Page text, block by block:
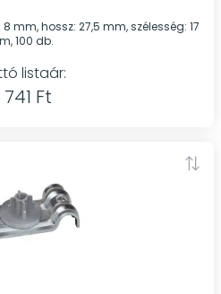
mm, hossz: 27,5 mm, szélesség: 17
100 db.
listaár:
741 Ft